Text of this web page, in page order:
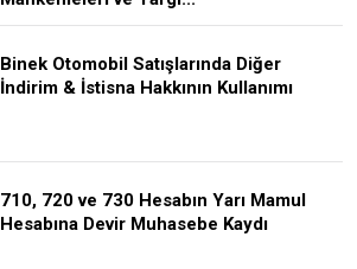
Binek Otomobil Satışlarında Diğer
İndirim & İstisna Hakkının Kullanımı
710, 720 ve 730 Hesabın Yarı Mamul
Hesabına Devir Muhasebe Kaydı